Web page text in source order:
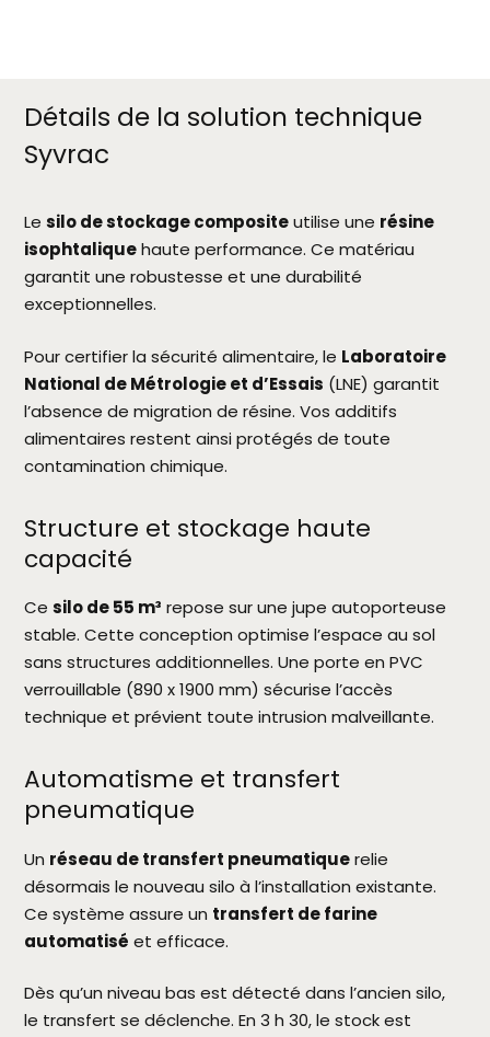
Détails de la solution technique
Syvrac
Lesilo de stockage compositeutilise une résine
isophtaliquehaute performance. Ce matériau
garantit une robustesse et une durabilité
exceptionnelles.
Pour certifier la sécurité alimentaire, le Laboratoire
National de Métrologie et d’Essais (LNE) garantit
l’absence de migration de résine. Vos additifs
alimentaires restent ainsi protégés de toute
contamination chimique.
Structure et stockage haute
capacité
Cesilo de 55 m³ repose sur une jupe autoporteuse
stable. Cette conception optimise l’espace au sol
sans structures additionnelles. Une porte en PVC
verrouillable (890 x 1900 mm) sécurise l’accès
technique et prévient toute intrusion malveillante.
Automatisme et transfert
pneumatique
Un réseau de transfert pneumatiquerelie
désormais le nouveau silo à l’installation existante.
Ce système assure un transfert de farine
automatisé et efficace.
Dès qu’un niveau bas est détecté dans l’ancien silo,
le transfert se déclenche. En 3 h 30, le stock est